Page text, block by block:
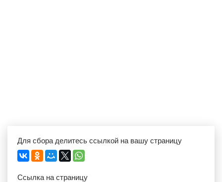
Для сбора делитесь ссылкой на вашу страницу
Ссылка на страницу